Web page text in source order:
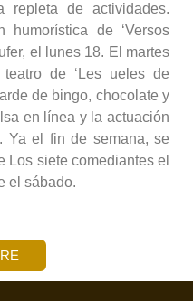
repleta de actividades.
humorística de ‘Versos
el lunes 18. El martes
de ‘Les ueles de
de bingo, chocolate y
en línea y la actuación
Ya el fin de semana, se
Los siete comediantes el
el sábado.